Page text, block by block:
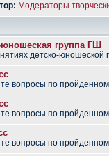
Модераторы
юношеская группа ГШ
детско-юношеской
вопросы по
вопросы по
вопросы по